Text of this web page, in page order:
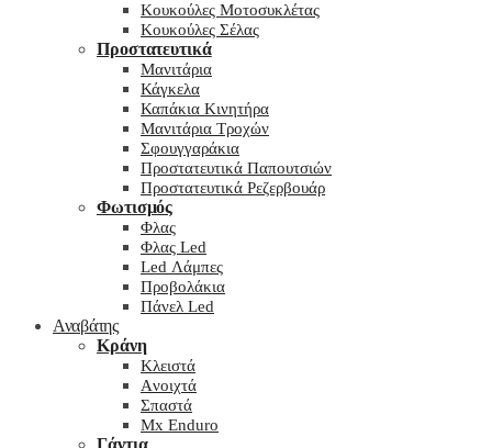
Κουκούλες Μοτοσυκλέτας
Κουκούλες Σέλας
Προστατευτικά
Μανιτάρια
Κάγκελα
Καπάκια Κινητήρα
Μανιτάρια Τροχών
Σφουγγαράκια
Προστατευτικά Παπουτσιών
Προστατευτικά Ρεζερβουάρ
Φωτισμός
Φλας
Φλας Led
Led Λάμπες
Προβολάκια
Πάνελ Led
Αναβάτης
Κράνη
Kλειστά
Aνοιχτά
Σπαστά
Mx Enduro
Γάντια